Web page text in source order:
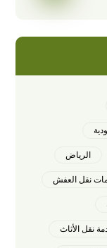
الرياض
نقل العفش
نقل الأثاث